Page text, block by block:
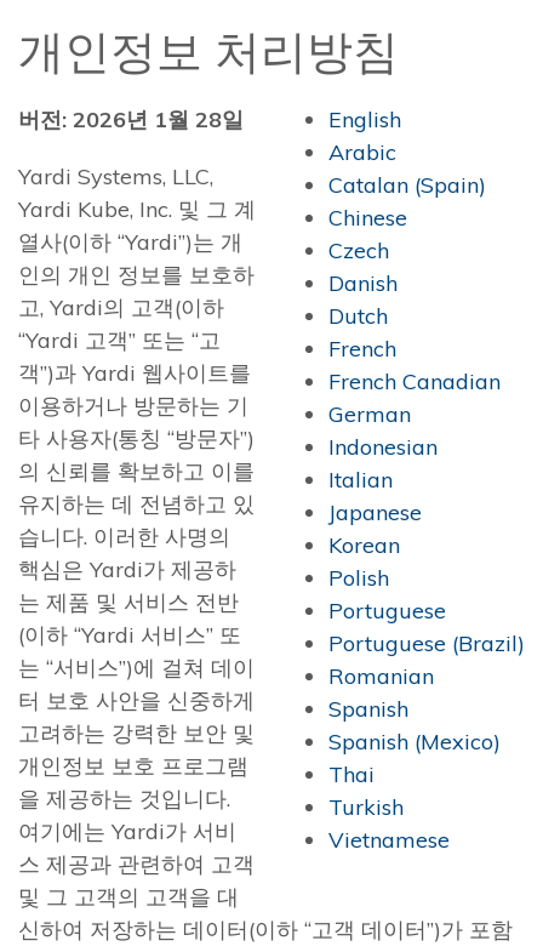
개인정보 처리방침
English
Arabic
Catalan (Spain)
Chinese
Czech
Danish
Dutch
French
French Canadian
German
Indonesian
Italian
Japanese
Korean
Polish
Portuguese
Portuguese (Brazil)
Romanian
Spanish
Spanish (Mexico)
Thai
Turkish
Vietnamese
버전: 2026년 1월 28일
Yardi Systems, LLC,
Yardi Kube, Inc. 및 그 계
열사(이하 “Yardi”)는 개
인의 개인 정보를 보호하
고, Yardi의 고객(이하
“Yardi 고객” 또는 “고
객”)과 Yardi 웹사이트를
이용하거나 방문하는 기
타 사용자(통칭 “방문자”)
의 신뢰를 확보하고 이를
유지하는 데 전념하고 있
습니다. 이러한 사명의
핵심은 Yardi가 제공하
는 제품 및 서비스 전반
(이하 “Yardi 서비스” 또
는 “서비스”)에 걸쳐 데이
터 보호 사안을 신중하게
고려하는 강력한 보안 및
개인정보 보호 프로그램
을 제공하는 것입니다.
여기에는 Yardi가 서비
스 제공과 관련하여 고객
및 그 고객의 고객을 대
신하여 저장하는 데이터(이하 “고객 데이터”)가 포함